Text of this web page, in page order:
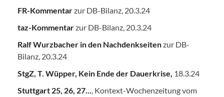
FR-Kommentarzur DB-Bilanz, 20.3.24
taz-Kommentarzur DB-Bilanz, 20.3.24
Ralf Wurzbacher in den Nachdenkseitenzur DB-
Bilanz, 20.3.24
StgZ, T. Wüpper, Kein Ende der Dauerkrise, 18.3.24
Stuttgart 25, 26, 27..., Kontext-Wochenzeitung vom